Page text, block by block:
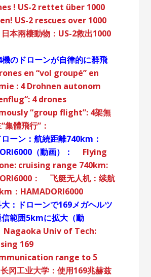
! US-2 rettet über 1000
US-2 rescues over 1000
日本兩棲動物：US-2救出1000
のドローンが自律的に群飛
en “vol groupé” en
: 4 Drohnen autonom
4 drones
“group flight”: 4架無
集體飛行”：
ーン：航続距離740km：
（動画）：
Flying
cruising range 740km:
：
飞艇无人机：续航
：HAMADORI6000
：ドローンで169メガヘルツ
範囲5kmに拡大（動
Nagaoka Univ of Tech:
169
range to 5
长冈工业大学：使用169兆赫兹